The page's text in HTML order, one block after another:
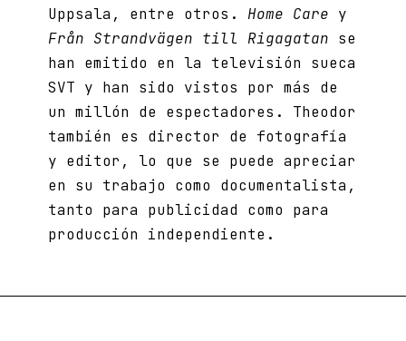
Uppsala, entre otros. Home Care y
Från Strandvägen till Rigagatan se
han emitido en la televisión sueca
SVT y han sido vistos por más de
un millón de espectadores. Theodor
también es director de fotografía
y editor, lo que se puede apreciar
en su trabajo como documentalista,
tanto para publicidad como para
producción independiente.